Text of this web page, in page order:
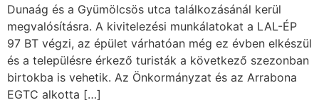
Dunaág és a Gyümölcsös utca találkozásánál kerül
megvalósításra. A kivitelezési munkálatokat a LAL-ÉP
97 BT végzi, az épület várhatóan még ez évben elkészül
és a településre érkező turisták a következő szezonban
birtokba is vehetik. Az Önkormányzat és az Arrabona
EGTC alkotta […]